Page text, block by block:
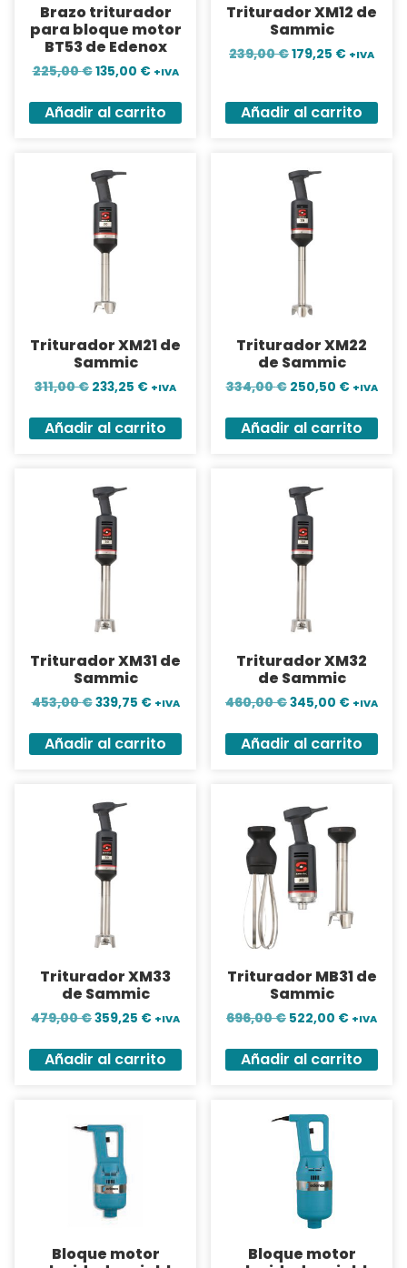
Brazo triturador
para bloque motor
BT53 de Edenox
225,00€135,00 € +IVA
Añadir al carrito
Triturador XM12 de
Sammic
239,00€179,25 € +IVA
Añadir al carrito
Triturador XM21 de
Sammic
311,00€ 233,25 € +IVA
Añadir al carrito
Triturador XM22
de Sammic
334,00€ 250,50 € +IVA
Añadir al carrito
Triturador XM31 de
Sammic
453,00€339,75 € +IVA
Añadir al carrito
Triturador XM32
de Sammic
460,00€345,00 € +IVA
Añadir al carrito
Triturador XM33
de Sammic
479,00€359,25 € +IVA
Añadir al carrito
Triturador MB31 de
Sammic
696,00€ 522,00 € +IVA
Añadir al carrito
Bloque motor
Bloque motor